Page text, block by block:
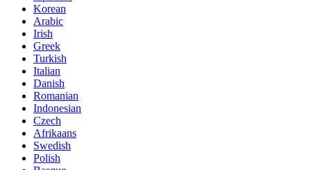
Korean
Arabic
Irish
Greek
Turkish
Italian
Danish
Romanian
Indonesian
Czech
Afrikaans
Swedish
Polish